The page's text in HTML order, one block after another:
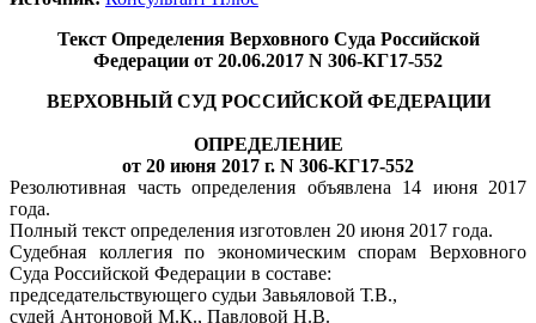
Текст Определения Верховного Суда Российской
Федерации от 20.06.2017 N 306-КГ17-552
ВЕРХОВНЫЙ СУД РОССИЙСКОЙ ФЕДЕРАЦИИ
ОПРЕДЕЛЕНИЕ
от 20 июня 2017 г. N 306-КГ17-552
Резолютивная часть определения объявлена 14 июня 2017
года.
Полный текст определения изготовлен 20 июня 2017 года.
Судебная коллегия по экономическим спорам Верховного
Суда Российской Федерации в составе:
председательствующего судьи Завьяловой Т.В.,
судей Антоновой М.К., Павловой Н.В.